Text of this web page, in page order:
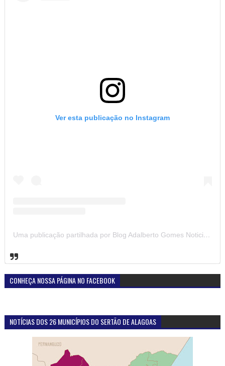
Ver esta publicação no Instagram
Uma publicação partilhada por Blog Adalberto Gomes Noticias (@blogadalbertogomesnoticiass)
CONHEÇA NOSSA PÁGINA NO FACEBOOK
NOTÍCIAS DOS 26 MUNICÍPIOS DO SERTÃO DE ALAGOAS